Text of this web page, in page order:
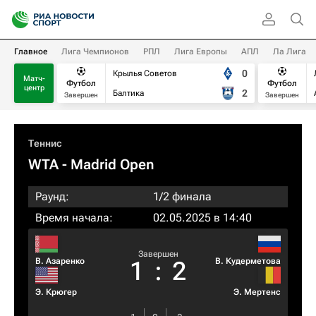
Главное Лига Чемпионов РПЛ Лига Европы АПЛ Ла Лига
Матч-
центр
Футбол
Завершен
Крылья Советов
Балтика
0
2
Футбол
Завершен
Теннис
WTA- Madrid Open
Раунд:
1/2 финала
Время начала:
02.05.2025 в 14:40
В. Азаренко
Э. Крюгер
Завершен
1 : 2 В. Кудерметова
Э. Мертенс